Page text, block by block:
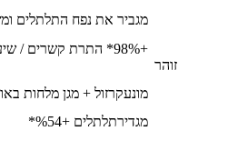
מגביר את נפח התלתלים
+
98%* התרת קשרים /
זוהר
מונעקרזול + מגן מלחות באוויר
מגדירתלתלים +54
%*